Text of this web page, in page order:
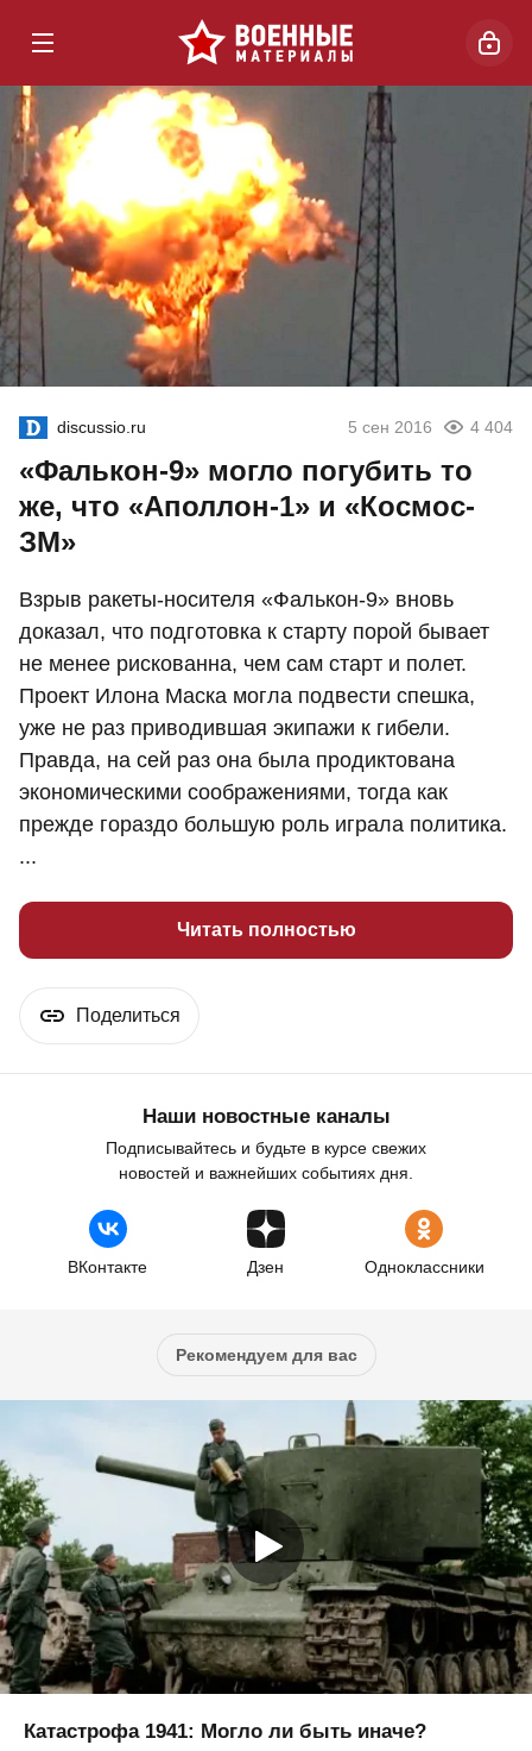
discussio.ru 5 сен 2016 4 404
«Фалькон-9» могло погубить то
же, что «Аполлон-1» и «Космос-
ЗМ»
Взрыв ракеты-носителя «Фалькон-9» вновь
доказал, что подготовка к старту порой бывает
не менее рискованна, чем сам старт и полет.
Проект Илона Маска могла подвести спешка,
уже не раз приводившая экипажи к гибели.
Правда, на сей раз она была продиктована
экономическими соображениями, тогда как
прежде гораздо большую роль играла политика.
...
Читать полностью
Поделиться
Наши новостные каналы
Подписывайтесь и будьте в курсе свежих
новостей и важнейших событиях дня.
ВКонтакте Дзен Одноклассники
Рекомендуем для вас
Катастрофа 1941: Могло ли быть иначе?